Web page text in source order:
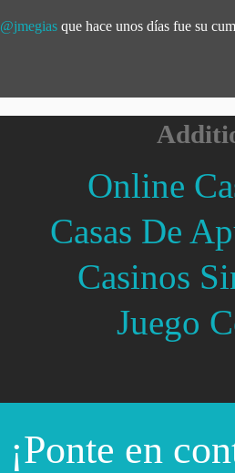
@jmegias que hace unos días fue su
Online
Casas De
Casinos
Juego
¡Ponte en